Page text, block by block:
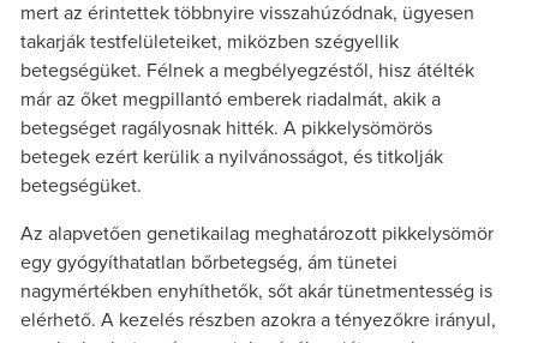
mert az érintettek többnyire visszahúzódnak, ügyesen
takarják testfelületeiket, miközben szégyellik
betegségüket. Félnek a megbélyegzéstől, hisz átélték
már az őket megpillantó emberek riadalmát, akik a
betegséget ragályosnak hitték. A pikkelysömörös
betegek ezért kerülik a nyilvánosságot, és titkolják
betegségüket.
Az alapvetően genetikailag meghatározott pikkelysömör
egy gyógyíthatatlan bőrbetegség, ám tünetei
nagymértékben enyhíthetők, sőt akár tünetmentesség is
elérhető. A kezelés részben azokra a tényezőkre irányul,